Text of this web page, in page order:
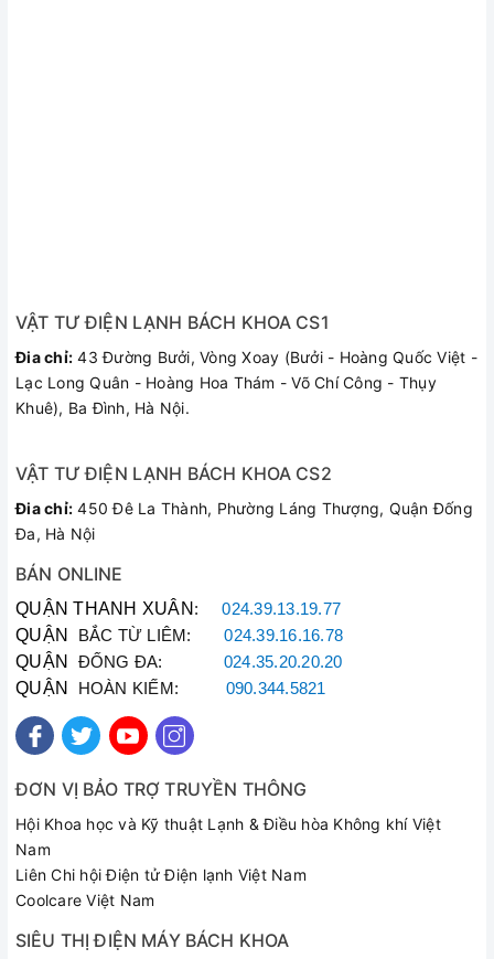
VẬT TƯ ĐIỆN LẠNH BÁCH KHOA CS1
Đia chỉ: 43 Đường Bưởi, Vòng Xoay (Bưởi - Hoàng Quốc Việt -
Lạc Long Quân - Hoàng Hoa Thám - Võ Chí Công - Thụy
Khuê), Ba Đình, Hà Nội.
VẬT TƯ ĐIỆN LẠNH BÁCH KHOA CS2
Đia chỉ: 450 Đê La Thành, Phường Láng Thượng, Quận Đống
Đa, Hà Nội
BÁN ONLINE
QUẬN THANH XUÂN :024.39.13.19.77
QUẬN BẮC TỪ LIÊM:024.39.16.16.78
QUẬN ĐỐNG ĐA: 024.35.20.20.20
QUẬN HOÀN KIẾM: 090.344.5821
ĐƠN VỊ BẢO TRỢ TRUYỀN THÔNG
Hội Khoa học và Kỹ thuật Lạnh & Điều hòa Không khí Việt
Nam
Liên Chi hội Điện tử Điện lạnh Việt Nam
Coolcare Việt Nam
SIÊU THỊ ĐIỆN MÁY BÁCH KHOA